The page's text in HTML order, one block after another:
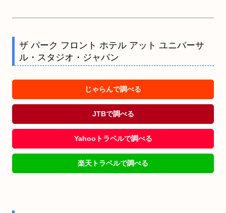
ザ パーク フロント ホテル アット ユニバーサ
ル・スタジオ・ジャパン
じゃらんで調べる
JTBで調べる
Yahooトラベルで調べる
楽天トラベルで調べる